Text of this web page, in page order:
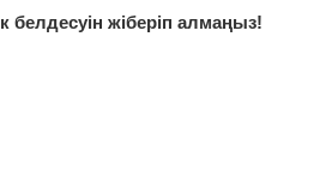
белдесуін жіберіп алмаңыз!